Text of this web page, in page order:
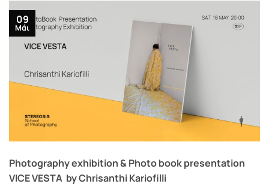
09
Μάι
Photography exhibition & Photo book presentation
VICE VESTA by Chrisanthi Kariofilli